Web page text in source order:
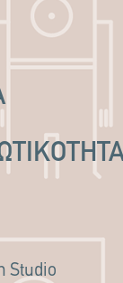
Studio